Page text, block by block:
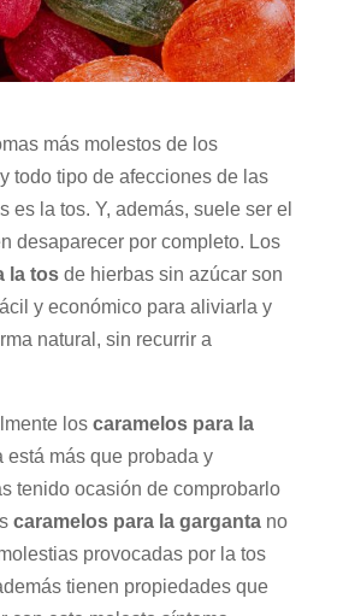
más molestos de los
todo tipo de afecciones de las
es la tos. Y, además, suele ser el
desaparecer por completo. Los
la tosde hierbas sin azúcar son
y económico para aliviarla y
natural, sin recurrir a
los caramelos para la
está más que probada y
tenido ocasión de comprobarlo
caramelos para la gargantano
provocadas por la tos
tienen propiedades que